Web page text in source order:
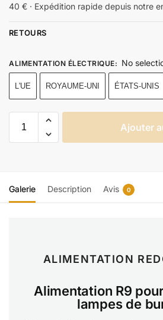
40 € · Expédition rapide depuis notre
RETOURS
ALIMENTATION ÉLECTRIQUE: No
L'UE ROYAUME-UNI ÉTATS-UNIS
Ajouter
Galerie Description Avis 0
ALIMENTATION
Alimentation R9
lampes de